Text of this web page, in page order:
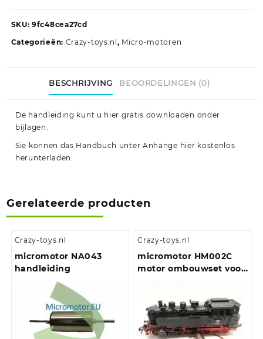
SKU: 9fc48cea27cd
Categorieën: Crazy-toys.nl, Micro-motoren
BESCHRIJVING BEOORDELINGEN (0)
De handleiding kunt u hier gratis downloaden onder
bijlagen.
Sie können das Handbuch unter Anhänge hier kostenlos
herunterladen.
Gerelateerde producten
Crazy-toys.nl
micromotor NA043
handleiding
Crazy-toys.nl
micromotor HM002C
motor ombouwset voor